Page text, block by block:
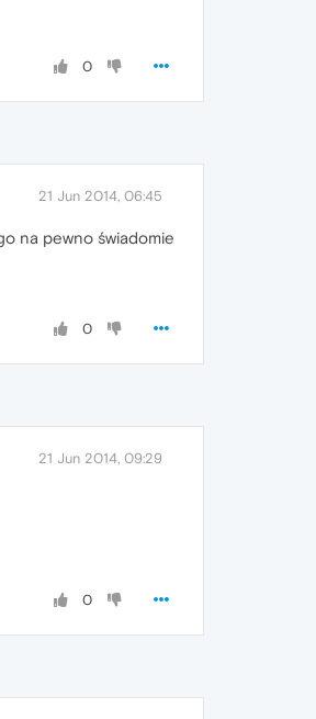
0
21 Jun 2014, 06:45
na pewno świadomie
0
21 Jun 2014, 09:29
0